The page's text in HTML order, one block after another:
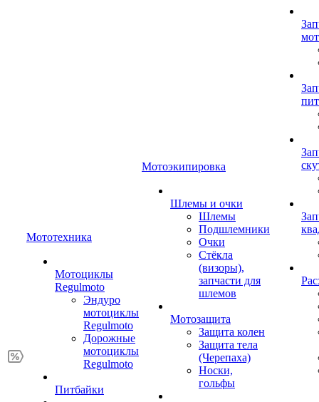
Мототехника
Мотоциклы
Regulmoto
Эндуро
мотоциклы
Regulmoto
Дорожные
мотоциклы
Regulmoto
Питбайки
Мотоэкипировка
Шлемы и очки
Шлемы
Подшлемники
Очки
Стёкла
(визоры),
запчасти для
шлемов
Мотозащита
Защита колен
Защита тела
(Черепаха)
Носки,
гольфы